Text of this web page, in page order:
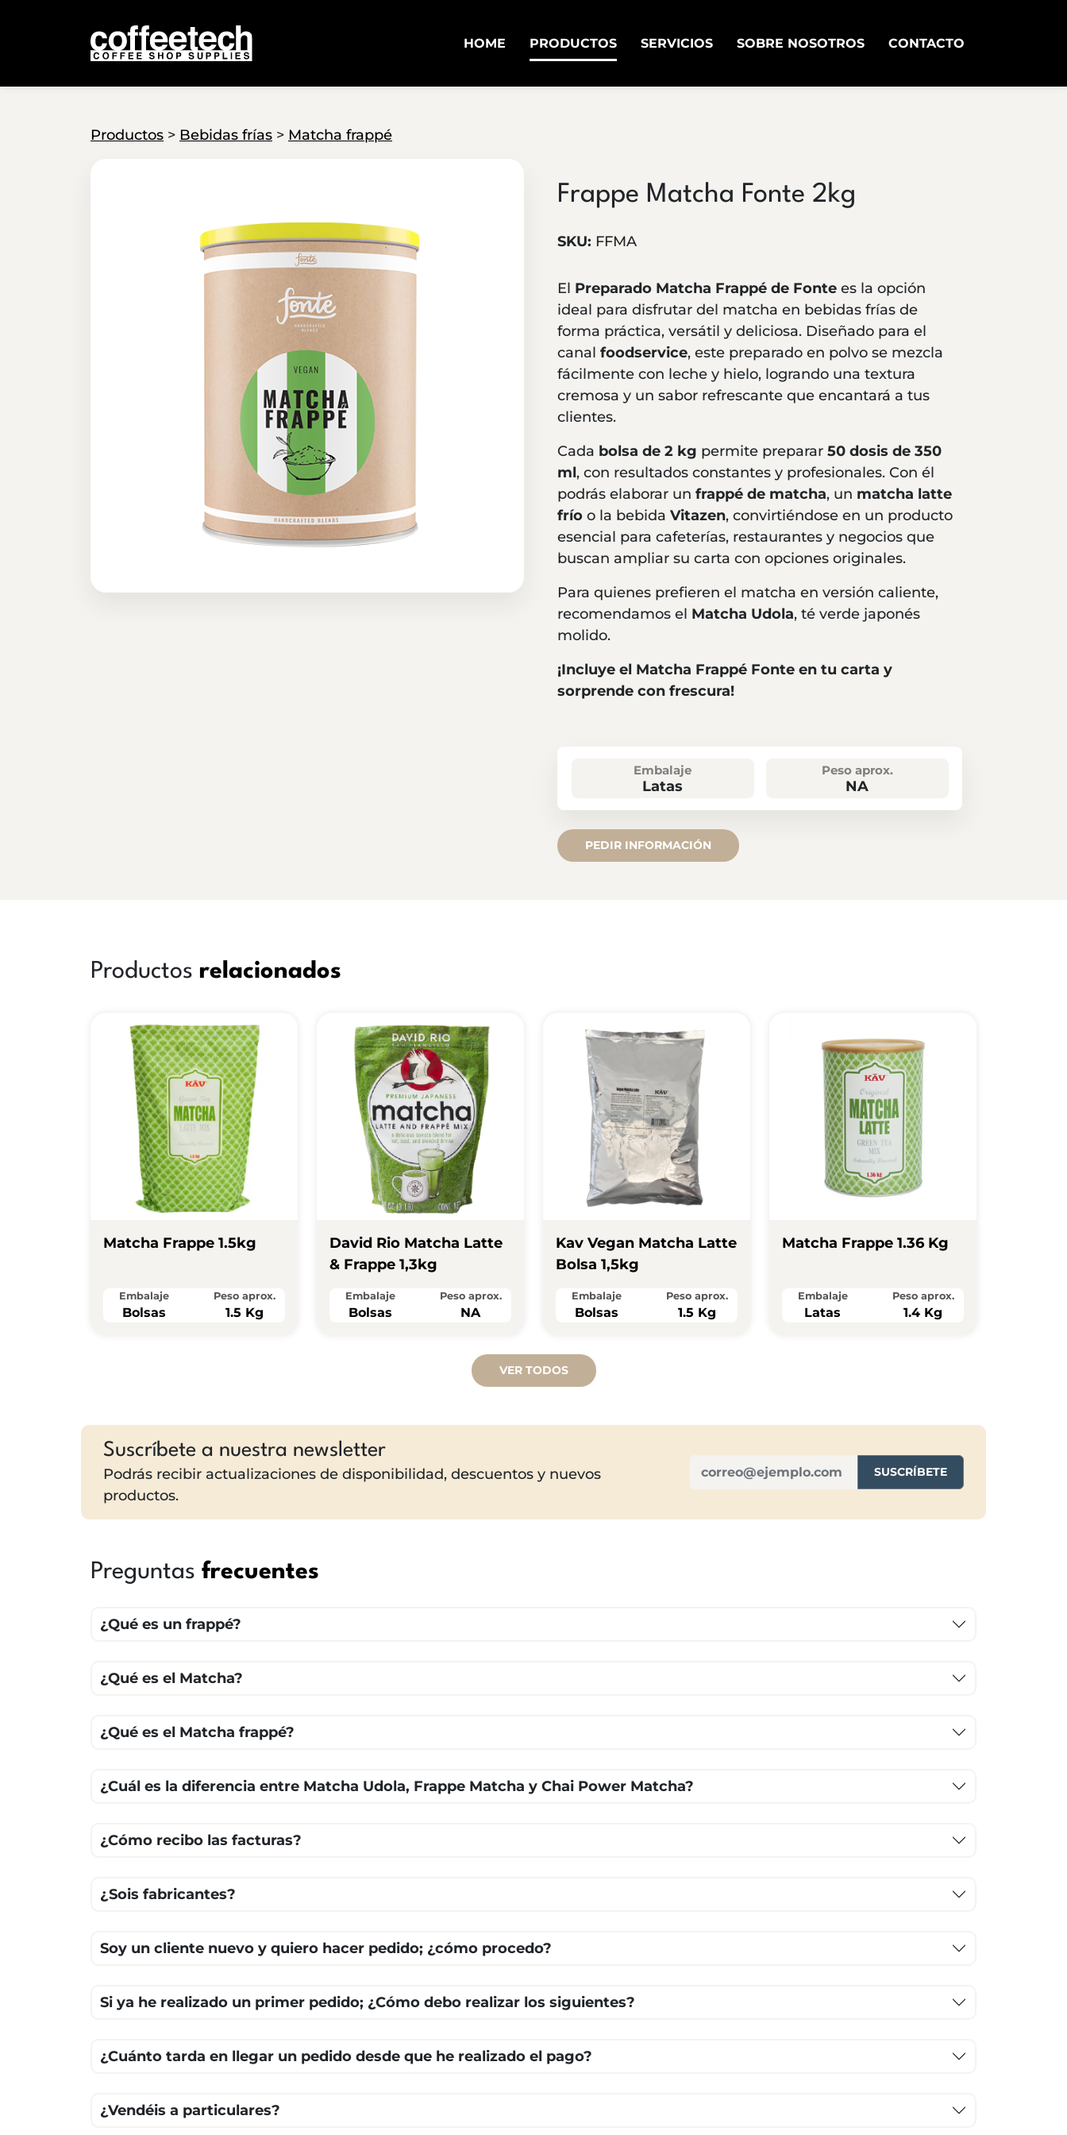
HOME PRODUCTOS SERVICIOS SOBRE NOSOTROS CONTACTO
Productos > Bebidas frías > Matcha frappé
Frappe Matcha Fonte 2kg
SKU: FFMA
El Preparado Matcha Frappé de Fonte es la opción
ideal para disfrutar del matcha en bebidas frías de
forma práctica, versátil y deliciosa. Diseñado para el
canal foodservice, este preparado en polvo se mezcla
fácilmente con leche y hielo, logrando una textura
cremosa y un sabor refrescante que encantará a tus
clientes.
Cada bolsa de 2 kg permite preparar 50 dosis de 350
ml, con resultados constantes y profesionales. Con él
podrás elaborar un frappé de matcha, un matcha latte
frío o la bebida Vitazen, convirtiéndose en un producto
esencial para cafeterías, restaurantes y negocios que
buscan ampliar su carta con opciones originales.
Para quienes prefieren el matcha en versión caliente,
recomendamos el Matcha Udola, té verde japonés
molido.
¡Incluye el Matcha Frappé Fonte en tu carta y
sorprende con frescura!
Embalaje
Latas
Peso aprox.
NA
PEDIR INFORMACIÓN
Productos relacionados
Matcha Frappe 1.5kg
Embalaje
Bolsas
Peso aprox.
1.5 Kg
David Rio Matcha Latte
& Frappe 1,3kg
Embalaje
Bolsas
Peso aprox.
NA
Kav Vegan Matcha Latte
Bolsa 1,5kg
Embalaje
Bolsas
Peso aprox.
1.5 Kg
Matcha Frappe 1.36 Kg
Embalaje
Latas
Peso aprox.
1.4 Kg
VER TODOS
Suscríbete a nuestra newsletter
Podrás recibir actualizaciones de disponibilidad, descuentos y nuevos
productos.
SUSCRÍBETE
Preguntas frecuentes
¿Qué es un frappé?
¿Qué es el Matcha?
¿Qué es el Matcha frappé?
¿Cuál es la diferencia entre Matcha Udola, Frappe Matcha y Chai Power Matcha?
¿Cómo recibo las facturas?
¿Sois fabricantes?
Soy un cliente nuevo y quiero hacer pedido; ¿cómo procedo?
Si ya he realizado un primer pedido; ¿Cómo debo realizar los siguientes?
¿Cuánto tarda en llegar un pedido desde que he realizado el pago?
¿Vendéis a particulares?